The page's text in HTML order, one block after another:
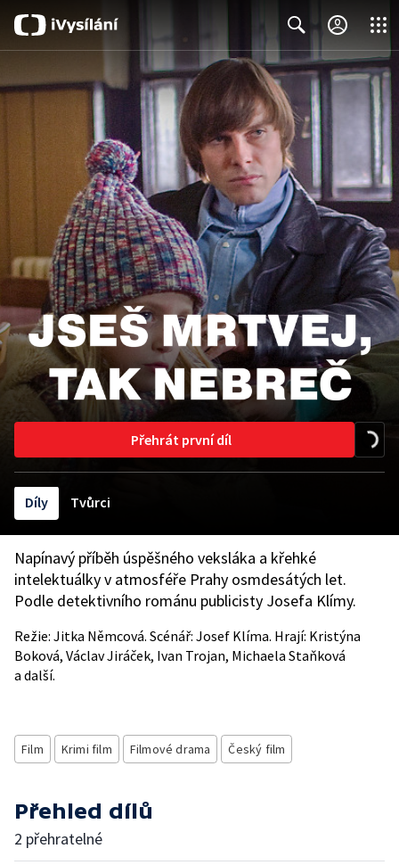
Search Close
Přehrát první díl
Díly Tvůrci
Napínavý příběh úspěšného veksláka a křehké
intelektuálky v atmosféře Prahy osmdesátých let.
Podle detektivního románu publicisty Josefa Klímy.
Režie: Jitka Němcová. Scénář: Josef Klíma. Hrají: Kristýna
Boková, Václav Jiráček, Ivan Trojan, Michaela Staňková
a další.
Film Krimi film Filmové drama Český film
Přehled dílů
2 přehratelné